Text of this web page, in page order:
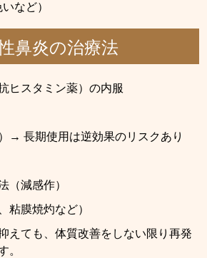
など）
鼻炎の治療法
ヒスタミン薬）の内服
→ 長期使用は逆効果のリスクあり
（減感作）
粘膜焼灼など）
えても、体質改善をしない限り再発